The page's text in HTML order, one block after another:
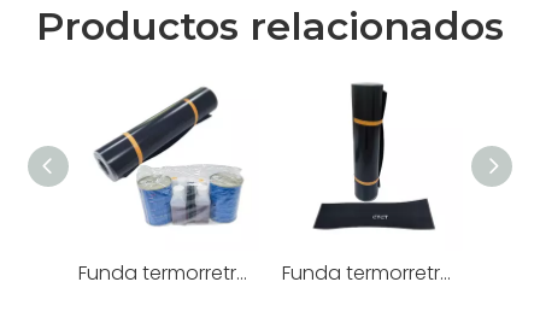
Productos relacionados
Funda termorretráctil de PP para tubería de 32 pulgadas Funda termorretráctil de polipropileno para tubería de 24 pulgadas